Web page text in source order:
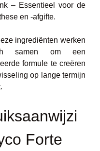
– Essentieel voor de
en -afgifte.
ingrediënten werken
samen om een
formule te creëren
op lange termijn
Forte